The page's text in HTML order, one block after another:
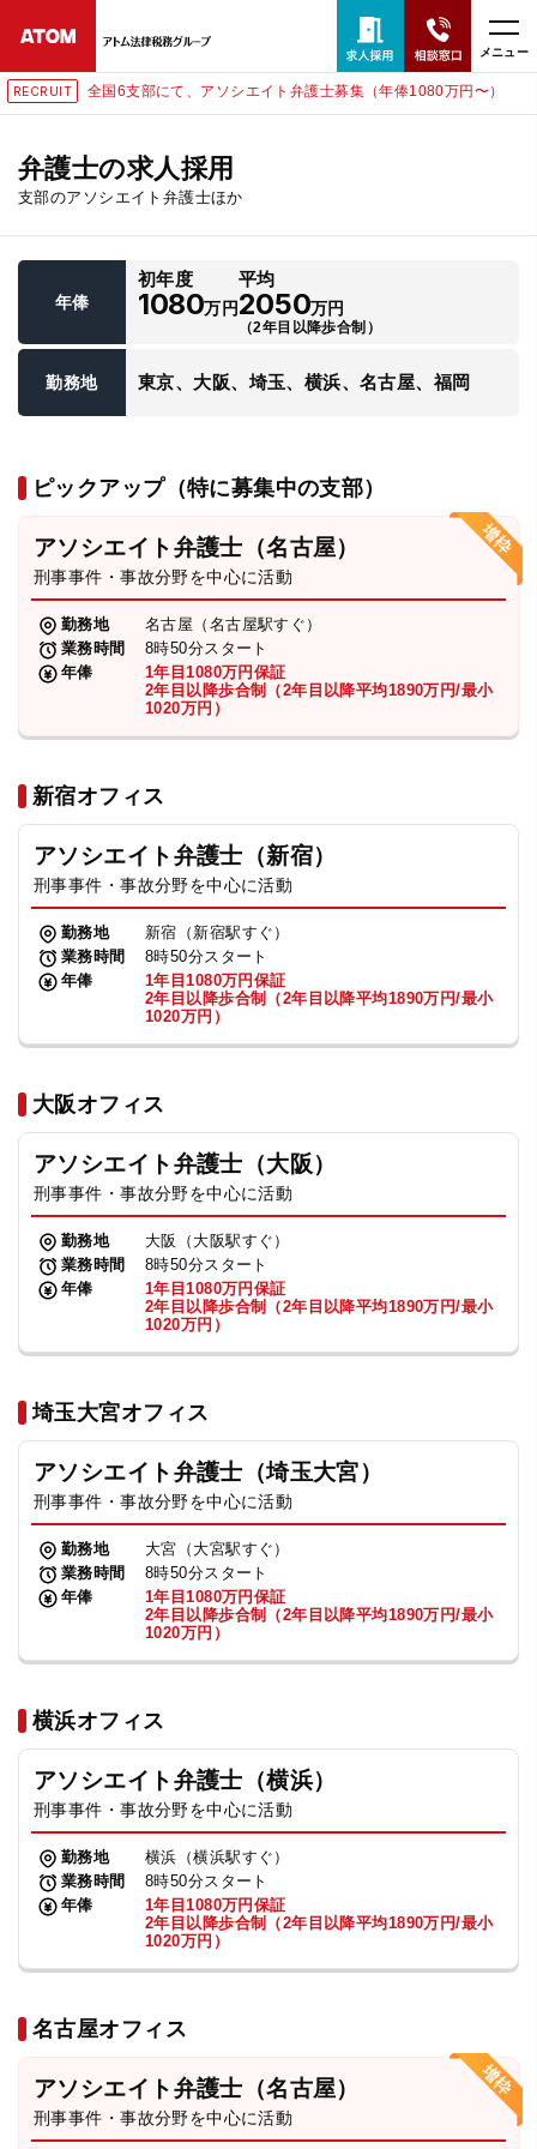
メニュー
RECRUIT 全国6支部にて、アソシエイト弁護士募集（年俸1080万円〜）
弁護士の求人採用
支部のアソシエイト弁護士ほか
年俸
初年度
1080万円
平均
2050万円
（2年目以降歩合制）
勤務地 東京、大阪、埼玉、横浜、名古屋、福岡
ピックアップ（特に募集中の支部）
アソシエイト弁護士（名古屋）
刑事事件・事故分野を中心に活動
勤務地
名古屋（名古屋駅すぐ）
業務時間
8時50分スタート
年俸
1年目1080万円保証
2年目以降歩合制（2年目以降平均1890万円/最小
1020万円）
新宿オフィス
アソシエイト弁護士（新宿）
刑事事件・事故分野を中心に活動
勤務地
新宿（新宿駅すぐ）
業務時間
8時50分スタート
年俸
1年目1080万円保証
2年目以降歩合制（2年目以降平均1890万円/最小
1020万円）
大阪オフィス
アソシエイト弁護士（大阪）
刑事事件・事故分野を中心に活動
勤務地
大阪（大阪駅すぐ）
業務時間
8時50分スタート
年俸
1年目1080万円保証
2年目以降歩合制（2年目以降平均1890万円/最小
1020万円）
埼玉大宮オフィス
アソシエイト弁護士（埼玉大宮）
刑事事件・事故分野を中心に活動
勤務地
大宮（大宮駅すぐ）
業務時間
8時50分スタート
年俸
1年目1080万円保証
2年目以降歩合制（2年目以降平均1890万円/最小
1020万円）
横浜オフィス
アソシエイト弁護士（横浜）
刑事事件・事故分野を中心に活動
勤務地
横浜（横浜駅すぐ）
業務時間
8時50分スタート
年俸
1年目1080万円保証
2年目以降歩合制（2年目以降平均1890万円/最小
1020万円）
名古屋オフィス
アソシエイト弁護士（名古屋）
刑事事件・事故分野を中心に活動
24時間365日全国対応
無料相談窓口はこちら
弁護士・税理士
費用
求人採用
お知らせ
特設サイト
相談先情報サイト
法人グループ
プライバシーポリシー 利用規約
TikTok受賞 定義集 動画集